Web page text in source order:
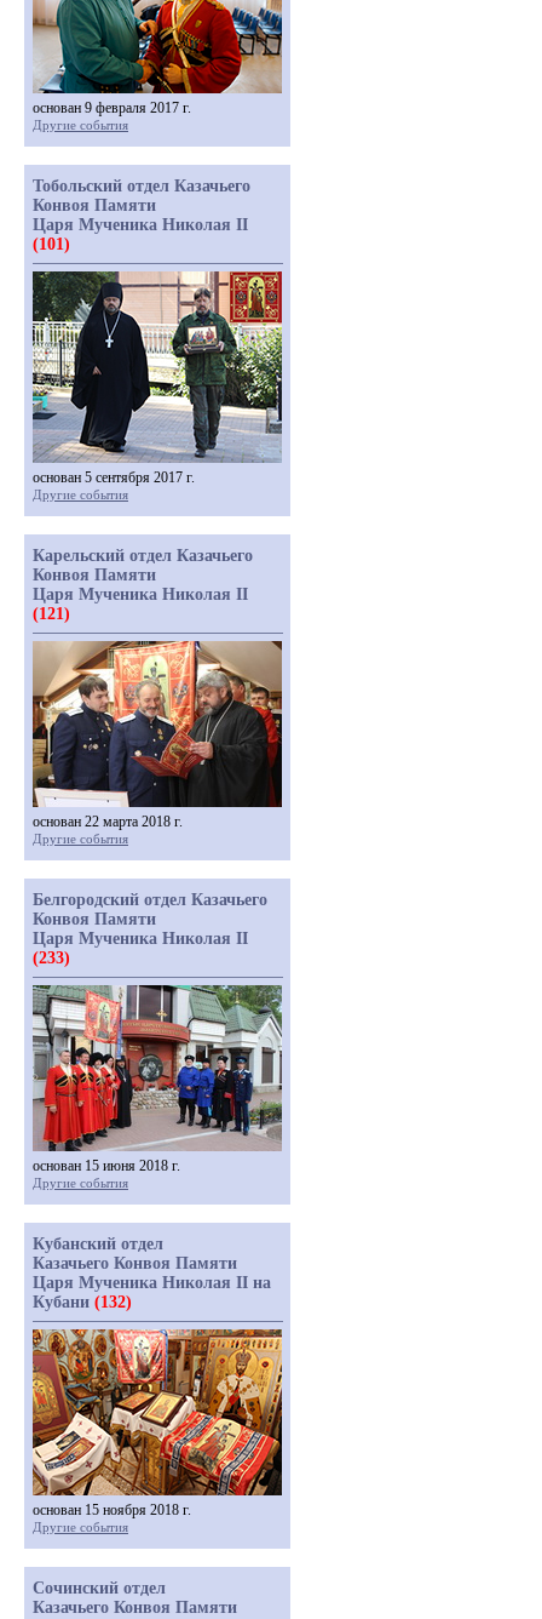
основан 9 февраля 2017 г.
Другие события
Тобольский отдел Казачьего
Конвоя Памяти
Царя Мученика Николая II
(101)
основан 5 сентября 2017 г.
Другие события
Карельский отдел Казачьего
Конвоя Памяти
Царя Мученика Николая II
(121)
основан 22 марта 2018 г.
Другие события
Белгородский отдел Казачьего
Конвоя Памяти
Царя Мученика Николая II
(233)
основан 15 июня 2018 г.
Другие события
Кубанский отдел
Казачьего Конвоя Памяти
Царя Мученика Николая II на
Кубани (132)
основан 15 ноября 2018 г.
Другие события
Сочинский отдел
Казачьего Конвоя Памяти